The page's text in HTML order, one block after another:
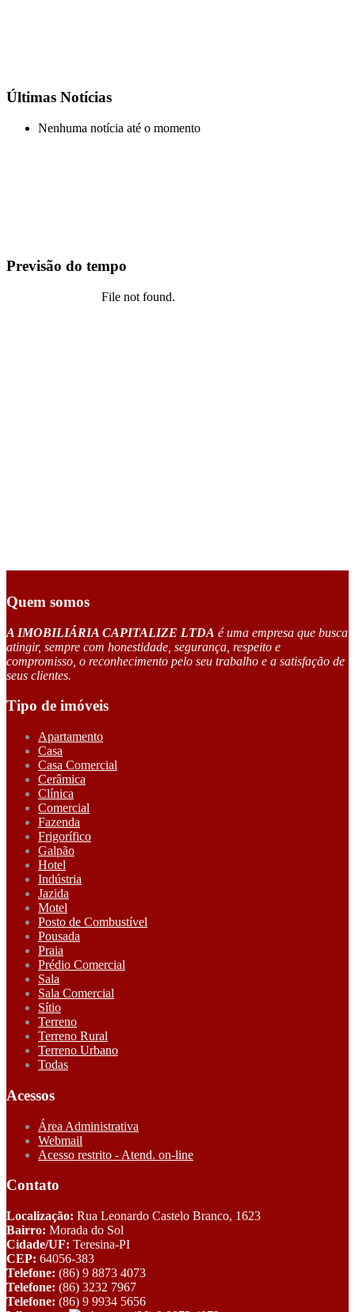
Últimas Notícias
Nenhuma notícia até o momento
Previsão do tempo
Quem somos
A IMOBILIÁRIA CAPITALIZE LTDA é uma empresa que busca
atingir, sempre com honestidade, segurança, respeito e
compromisso, o reconhecimento pelo seu trabalho e a satisfação de
seus clientes.
Tipo de imóveis
Apartamento
Casa
Casa Comercial
Cerâmica
Clínica
Comercial
Fazenda
Frigorífico
Galpão
Hotel
Indústria
Jazida
Motel
Posto de Combustível
Pousada
Praia
Prédio Comercial
Sala
Sala Comercial
Sítio
Terreno
Terreno Rural
Terreno Urbano
Todas
Acessos
Área Administrativa
Webmail
Acesso restrito - Atend. on-line
Contato
Localização: Rua Leonardo Castelo Branco, 1623
Bairro: Morada do Sol
Cidade/UF: Teresina-PI
CEP: 64056-383
Telefone: (86) 9 8873 4073
Telefone: (86) 3232 7967
Telefone: (86) 9 9934 5656